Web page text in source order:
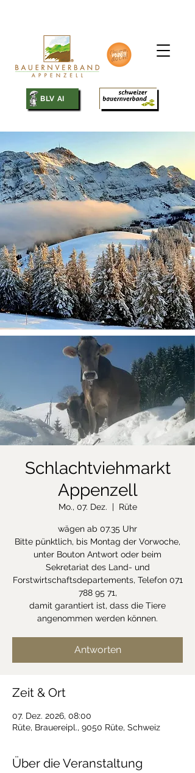
SBV
BLV AI
Schlachtviehmarkt
Appenzell
Mo., 07. Dez.
  |
Rüte
wägen ab 07.35 Uhr
Bitte pünktlich, bis Montag der Vorwoche,
unter Bouton Antwort oder beim
Sekretariat des Land- und
Forstwirtschaftsdepartements, Telefon 071
788 95 71,
damit garantiert ist, dass die Tiere
angenommen werden können.
Antworten
Zeit & Ort
07. Dez. 2026, 08:00
Rüte, Brauereipl., 9050 Rüte, Schweiz
Über die Veranstaltung